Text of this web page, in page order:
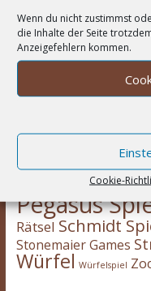
Wenn du nicht zustimmst
die Inhalte der Seite
Anzeigefehlern kommen.
Cookie-
Wortwolke
2-Spieler Abacusspiele
Berichte
im Glück
Kartenspiel
kooperativ
Lookout Spiele
Pegasus
Rätsel Schmidt
Stonemaier Games
Würfel Würfelspiel